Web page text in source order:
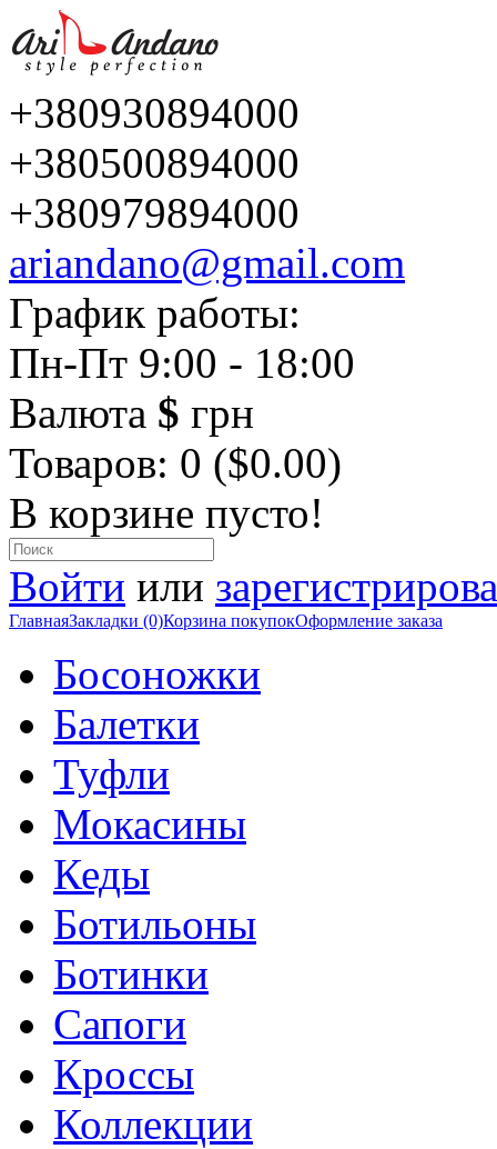
+380930894000
+380500894000
+380979894000
ariandano@gmail.com
График работы:
Пн-Пт 9:00 - 18:00
Валюта $ грн
Товаров: 0 ($0.00)
В корзине пусто!
Войти или
ГлавнаяЗакладки (0)Корзина покупокОформление заказа
Босоножки
Балетки
Туфли
Мокасины
Кеды
Ботильоны
Ботинки
Сапоги
Кроссы
Коллекции